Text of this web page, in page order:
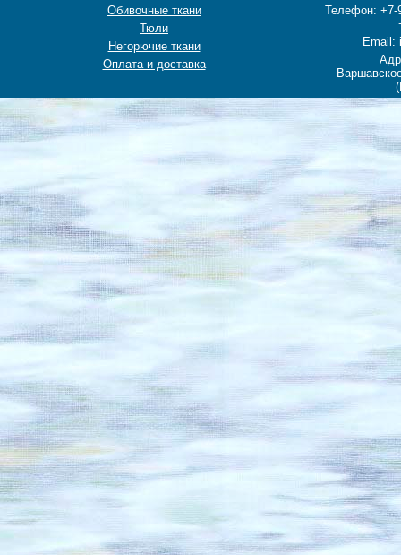
Обивочные ткани
Тюли
Негорючие ткани
Оплата и доставка
Телефон: +7-
Email: